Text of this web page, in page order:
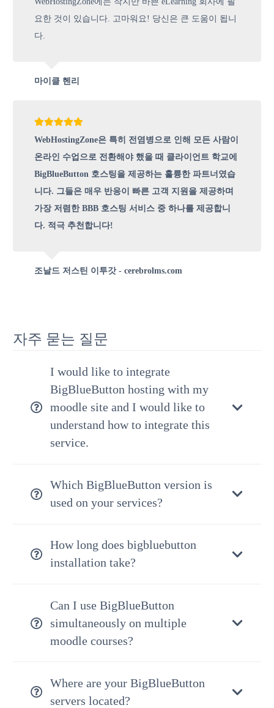
요한 것이 있습니다. 고마워요! 당신은 큰 도움이 됩니
다.
마이클 헨리
WebHostingZone은 특히 전염병으로 인해 모든 사람이
온라인 수업으로 전환해야 했을 때 클라이언트 학교에
BigBlueButton 호스팅을 제공하는 훌륭한 파트너였습
니다. 그들은 매우 반응이 빠른 고객 지원을 제공하며
가장 저렴한 BBB 호스팅 서비스 중 하나를 제공합니
다. 적극 추천합니다!
조날드 저스틴 이투갓 - cerebrolms.com
자주 묻는 질문
I would like to integrate
BigBlueButton hosting with my
moodle site and I would like to
understand how to integrate this
service.
Which BigBlueButton version is
used on your services?
How long does bigbluebutton
installation take?
Can I use BigBlueButton
simultaneously on multiple
moodle courses?
Where are your BigBlueButton
servers located?